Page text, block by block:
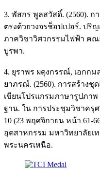
3. พัสกร พูลสวัสดิ์. (2560).
ตรงด้วยวงจรช็อปเปอร์. ป
ภาควิชาวิศวกรรมไฟฟ้า คณ
บูรพา.
4. ยุราพร ผดุงกรรณ์, เอกก
ยาภรณ์. (2560). การสร้างชุ
เขียนโปรแกรมภาษารูปภา
ฐาน. ใน การประชุมวิชาครุ
10 (23 พฤศจิกายน หน้า 61-
อุตสาหกรรม มหาวิทยาลัยเ
พระนครเหนือ.